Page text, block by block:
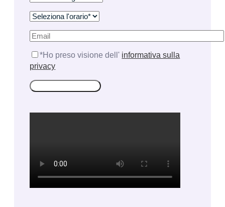
*Ho preso visione dell' informativa sulla
privacy